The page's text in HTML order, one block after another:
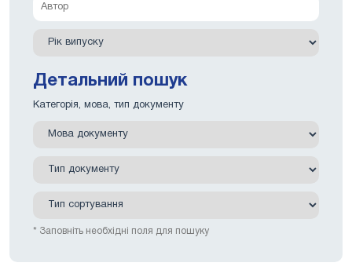
Детальний пошук
Категорія, мова, тип документу
* Заповніть необхідні поля для пошуку